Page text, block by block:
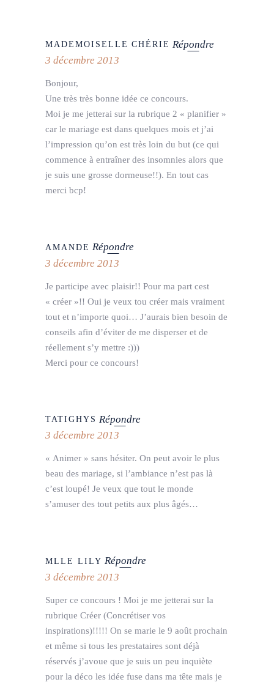
MADEMOISELLE CHÉRIE Répondre
3 décembre 2013
Bonjour,
Une très très bonne idée ce concours.
Moi je me jetterai sur la rubrique 2 « planifier »
car le mariage est dans quelques mois et j’ai
l’impression qu’on est très loin du but (ce qui
commence à entraîner des insomnies alors que
je suis une grosse dormeuse!!). En tout cas
merci bcp!
AMANDE Répondre
3 décembre 2013
Je participe avec plaisir!! Pour ma part cest
« créer »!! Oui je veux tou créer mais vraiment
tout et n’importe quoi… J’aurais bien besoin de
conseils afin d’éviter de me disperser et de
réellement s’y mettre :)))
Merci pour ce concours!
TATIGHYS Répondre
3 décembre 2013
« Animer » sans hésiter. On peut avoir le plus
beau des mariage, si l’ambiance n’est pas là
c’est loupé! Je veux que tout le monde
s’amuser des tout petits aux plus âgés…
MLLE LILY Répondre
3 décembre 2013
Super ce concours ! Moi je me jetterai sur la
rubrique Créer (Concrétiser vos
inspirations)!!!!! On se marie le 9 août prochain
et même si tous les prestataires sont déjà
réservés j’avoue que je suis un peu inquiète
pour la déco les idée fuse dans ma tête mais je